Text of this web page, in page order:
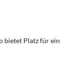
bietet Platz für ein